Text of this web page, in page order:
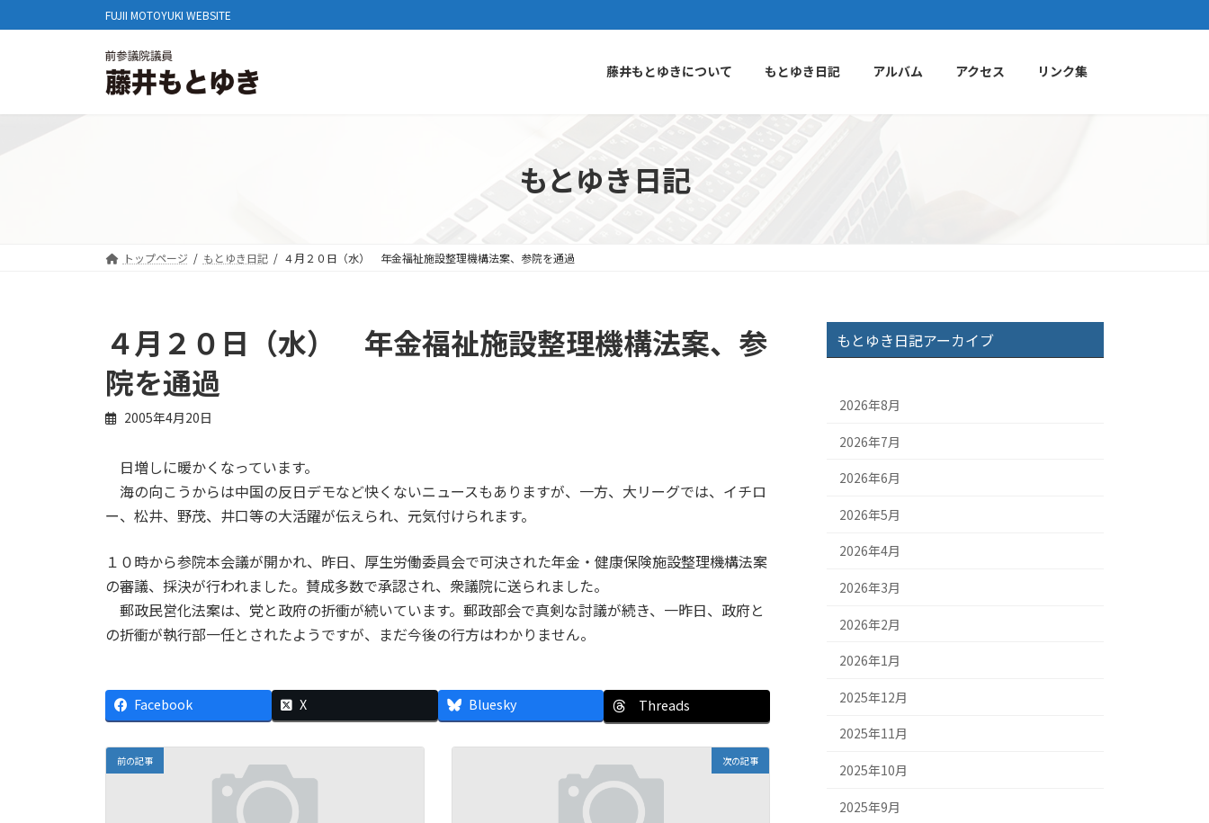
ン
へ
ビ
ョ
FUJII MOTOYUKI WEBSITE
藤井もとゆきについて もとゆき日記 アルバム アクセス リンク集
もとゆき日記
トップページ もとゆき日記 ４月２０日（水） 年金福祉施設整理機構法案、参院を通過
４月２０日（水） 年金福祉施設整理機構法案、参
院を通過
2005年4月20日
日増しに暖かくなっています。
海の向こうからは中国の反日デモなど快くないニュースもありますが、一方、大リーグでは、イチロ
ー、松井、野茂、井口等の大活躍が伝えられ、元気付けられます。
１０時から参院本会議が開かれ、昨日、厚生労働委員会で可決された年金・健康保険施設整理機構法案
の審議、採決が行われました。賛成多数で承認され、衆議院に送られました。
郵政民営化法案は、党と政府の折衝が続いています。郵政部会で真剣な討議が続き、一昨日、政府と
の折衝が執行部一任とされたようですが、まだ今後の行方はわかりません。
Facebook X Bluesky Threads
前の記事 次の記事
もとゆき日記アーカイブ
2026年8月
2026年7月
2026年6月
2026年5月
2026年4月
2026年3月
2026年2月
2026年1月
2025年12月
2025年11月
2025年10月
2025年9月